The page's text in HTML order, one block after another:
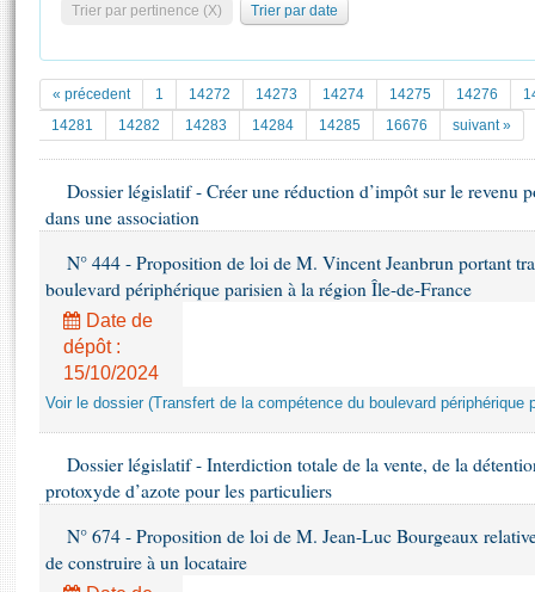
Pétitions
Documents parlementaires
Projets de loi
Propositions de loi
Amendements
Rapports d'information
Rapports d'enquête
Rapports législatifs
Rapports sur l'application des lois
Baromètre de l’application des lois
Dossiers législatifs
Budget et sécurité sociale
Questions écrites et orales
Statistiques et chiffres clés
Documents de référence
( Constitution | Règlement de l'Assemblée ... )
Histoire
Juniors
Anciennes législatures
Liens vers les sites publics
La Bibliothèque
Les archives
Photos libres de droit
Trier par pertinence (X) Trier par date
« précedent 1 14272 14273 14274 14275 14276
14281
14282 14283 14284 14285 16676 suivant »
Dossier législatif - Créer une réduction d’impôt sur le revenu
dans une association
N° 444 - Proposition de loi de M. Vincent Jeanbrun portant
boulevard périphérique parisien à la région Île-de-France
Date de
dépôt :
15/10/2024
Voir le dossier (Transfert de la compétence du boulevard périphérique
Dossier législatif - Interdiction totale de la vente, de la
protoxyde d’azote pour les particuliers
N° 674 - Proposition de loi de M. Jean-Luc Bourgeaux
de construire à un locataire